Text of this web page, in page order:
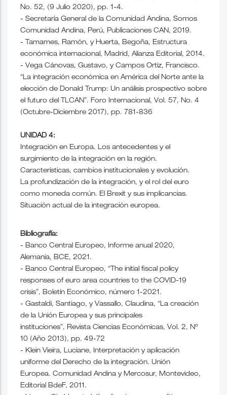
No. 52, (9 Julio 2020), pp. 1-4.
- Secretaría General de la Comunidad Andina, Somos
Comunidad Andina, Perú, Publicaciones CAN, 2019.
- Tamames, Ramón, y Huerta, Begoña, Estructura
económica internacional, Madrid, Alianza Editorial, 2014.
- Vega Cánovas, Gustavo, y Campos Ortiz, Francisco.
“La integración económica en América del Norte ante la
elección de Donald Trump: Un análisis prospectivo sobre
el futuro del TLCAN”. Foro Internacional, Vol. 57, No. 4
(Octubre-Diciembre 2017), pp. 781-836
UNIDAD 4:
Integración en Europa. Los antecedentes y el
surgimiento de la integración en la región.
Características, cambios institucionales y evolución.
La profundización de la integración, y el rol del euro
como moneda común. El Brexit y sus implicancias.
Situación actual de la integración europea.
Bibliografía:
- Banco Central Europeo, Informe anual 2020,
Alemania, BCE, 2021.
- Banco Central Europeo, “The initial fiscal policy
responses of euro area countries to the COVID-19
crisis”, Boletín Económico, número 1-2021.
- Gastaldi, Santiago, y Vassallo, Claudina, “La creación
de la Unión Europea y sus principales
instituciones”, Revista Ciencias Económicas, Vol. 2, Nº
10 (Año 2013), pp. 49-72
- Klein Vieira, Luciane, Interpretación y aplicación
uniforme del Derecho de la integración. Unión
Europea. Comunidad Andina y Mercosur, Montevideo,
Editorial BdeF, 2011.